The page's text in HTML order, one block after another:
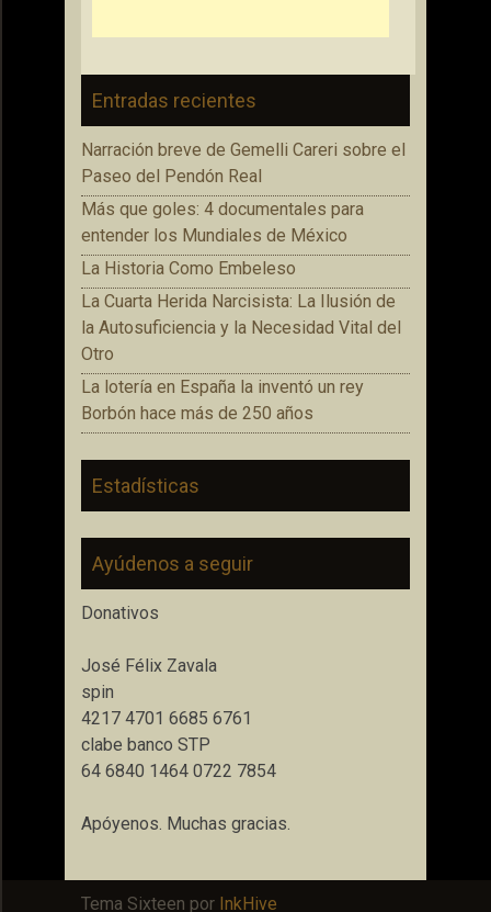
Entradas recientes
Narración breve de Gemelli Careri sobre el
Paseo del Pendón Real
Más que goles: 4 documentales para
entender los Mundiales de México
La Historia Como Embeleso
La Cuarta Herida Narcisista: La Ilusión de
la Autosuficiencia y la Necesidad Vital del
Otro
La lotería en España la inventó un rey
Borbón hace más de 250 años
Estadísticas
Ayúdenos a seguir
Donativos
José Félix Zavala
spin
4217 4701 6685 6761
clabe banco STP
64 6840 1464 0722 7854
Apóyenos. Muchas gracias.
Tema Sixteen por InkHive